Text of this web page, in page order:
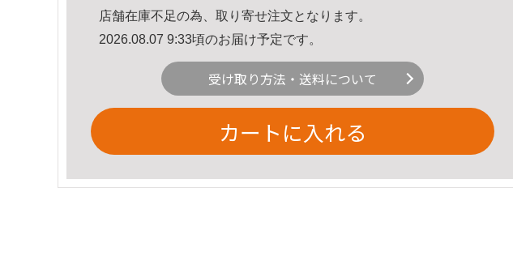
店舗在庫不足の為、取り寄せ注文となります。
2026.08.07 9:33頃のお届け予定です。
受け取り方法・送料について
カートに入れる